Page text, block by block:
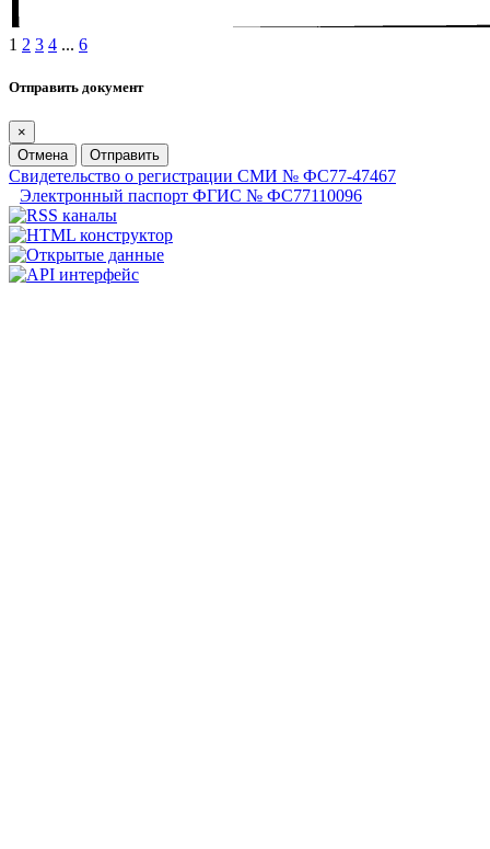
1 2 3 4 ... 6
Отправить документ
×
Отмена
Отправить
Свидетельство о регистрации СМИ № ФС77-47467
Электронный паспорт ФГИС № ФС77110096